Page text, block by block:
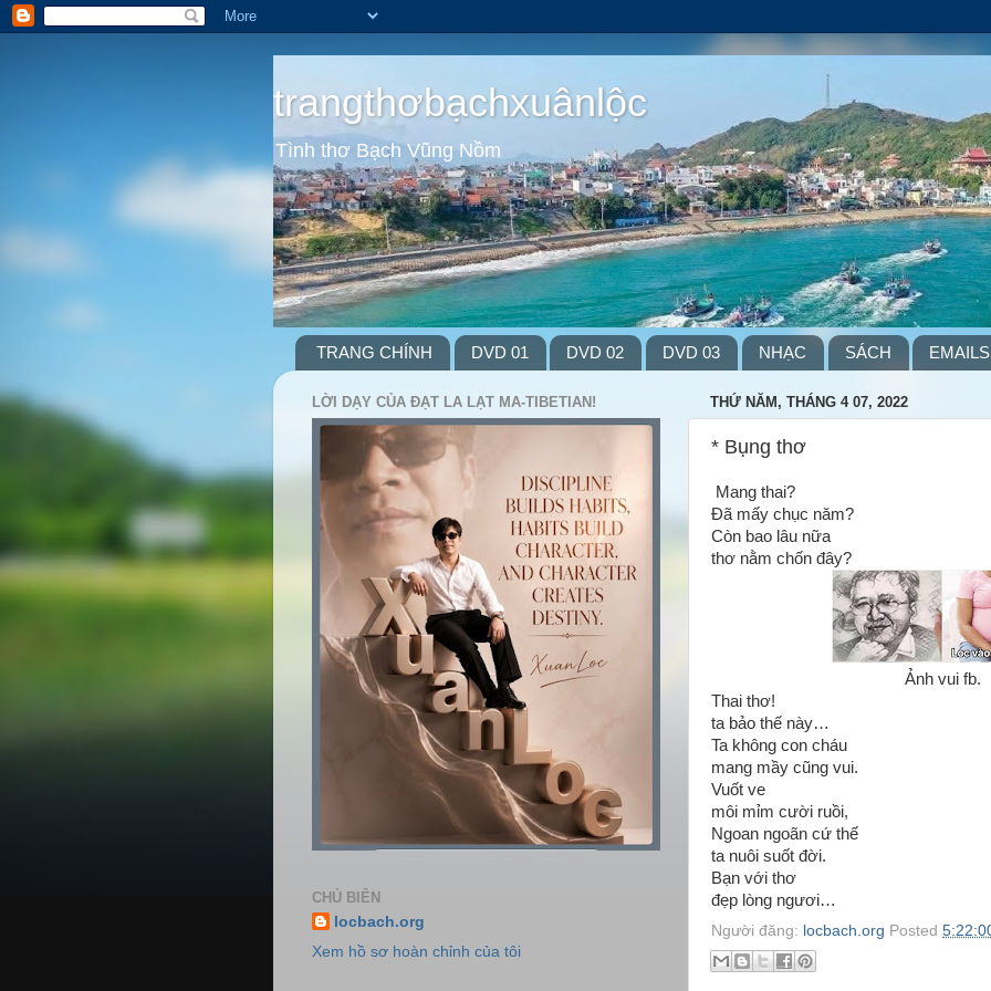
trangthơbạchxuânlộc
Tình thơ Bạch Vũng Nồm
TRANG CHÍNH DVD 01 DVD 02 DVD 03 NHẠC SÁCH EMAILS
THỨ NĂM, THÁNG 4 07, 2022
* Bụng thơ
Mang thai?
Đã mấy chục năm?
Còn bao lâu nữa
thơ nằm chốn đây?
Ảnh vui fb.
Thai thơ!
ta bảo thế này…
Ta không con cháu
mang mầy cũng vui.
Vuốt ve
môi mỉm cười ruồi,
Ngoan ngoãn cứ thế
ta nuôi suốt đời.
Bạn với thơ
đẹp lòng ngươi…
Người đăng: locbach.org Posted
LỜI DẠY CỦA ĐẠT LA LẠT MA-TIBETIAN!
CHỦ BIÊN
locbach.org
Xem hồ sơ hoàn chỉnh của tôi